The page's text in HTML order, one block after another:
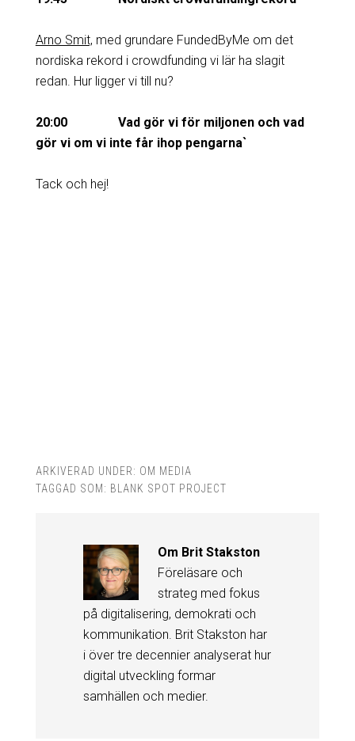
Arno Smit, med grundare FundedByMe om det
nordiska rekord i crowdfunding vi lär ha slagit
redan. Hur ligger vi till nu?
20:00 Vad gör vi för miljonen och vad
gör vi om vi inte får ihop pengarna`
Tack och hej!
ARKIVERAD UNDER: OM MEDIA
TAGGAD SOM: BLANK SPOT PROJECT
Om Brit Stakston
Föreläsare och
strateg med fokus
på digitalisering, demokrati och
kommunikation. Brit Stakston har
i över tre decennier analyserat hur
digital utveckling formar
samhällen och medier.